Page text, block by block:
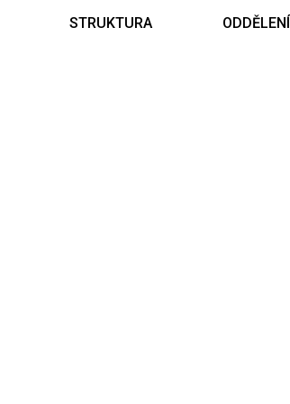
STRUKTURA ODDĚLENÍ